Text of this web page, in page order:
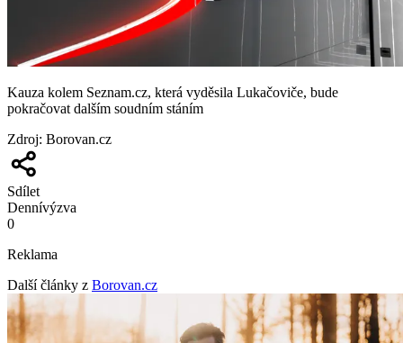
Kauza kolem Seznam.cz, která vyděsila Lukačoviče, bude
pokračovat dalším soudním stáním
Zdroj: Borovan.cz
Sdílet
Dennívýzva
0
Reklama
Další články z Borovan.cz